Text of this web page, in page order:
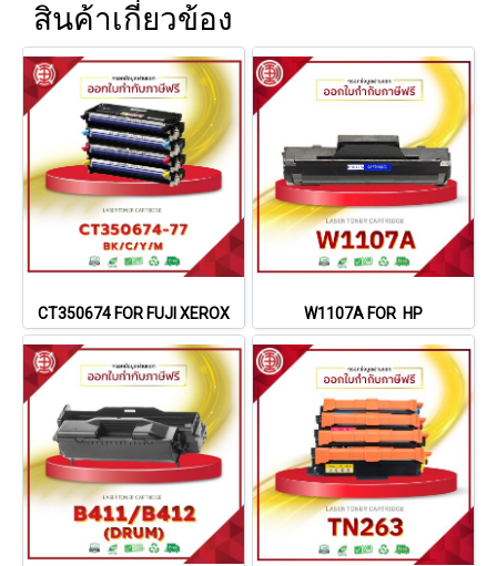
สินค้าเกี่ยวข้อง
CT350674 FOR FUJI XEROX W1107A FOR HP